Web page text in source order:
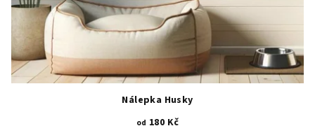
Nálepka Husky
od 180 Kč